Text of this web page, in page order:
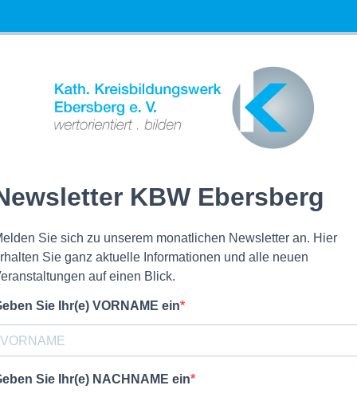
KBW Ebersberg
Sie sich zu unserem monatlichen Newsletter an. Hier
Sie ganz aktuelle Informationen und alle neuen
auf einen Blick.
Sie Ihr(e) VORNAME ein
Sie Ihr(e) NACHNAME ein